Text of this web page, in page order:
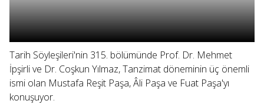
Tarih Söyleşileri'nin 315. bölümünde Prof. Dr. Mehmet
İpşirli ve Dr. Coşkun Yılmaz, Tanzimat döneminin üç önemli
ismi olan Mustafa Reşit Paşa, Âli Paşa ve Fuat Paşa'yı
konuşuyor.